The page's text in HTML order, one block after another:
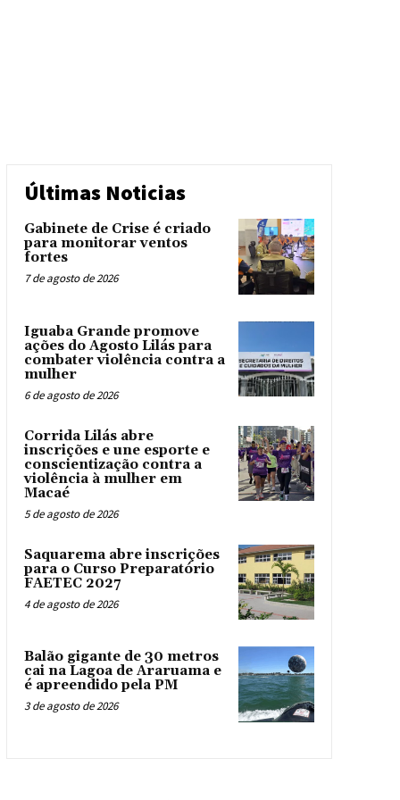
Últimas Noticias
Gabinete de Crise é criado
para monitorar ventos
fortes
7 de agosto de 2026
Iguaba Grande promove
ações do Agosto Lilás para
combater violência contra a
mulher
6 de agosto de 2026
Corrida Lilás abre
inscrições e une esporte e
conscientização contra a
violência à mulher em
Macaé
5 de agosto de 2026
Saquarema abre inscrições
para o Curso Preparatório
FAETEC 2027
4 de agosto de 2026
Balão gigante de 30 metros
cai na Lagoa de Araruama e
é apreendido pela PM
3 de agosto de 2026